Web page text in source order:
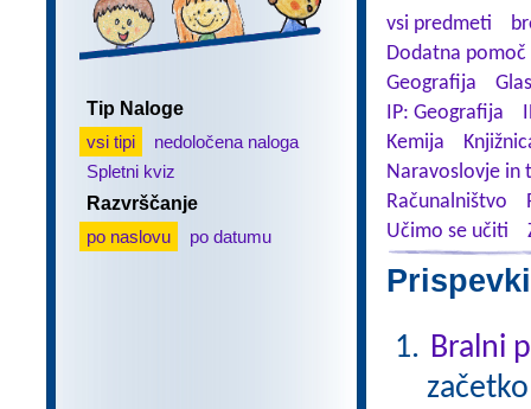
Tip Naloge
vsi tipi
nedoločena naloga
Spletni kviz
Razvrščanje
po naslovu
po datumu
vsi predmeti
Dodatna
Geografija
IP: Geografija
Kemija
Naravoslovje in
Računalništvo
Učimo se učiti
Bralni